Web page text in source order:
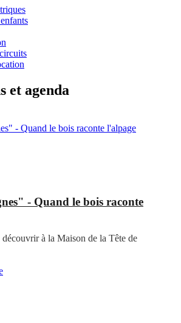
et agenda
- Quand le bois raconte
à la Maison de la Tête de